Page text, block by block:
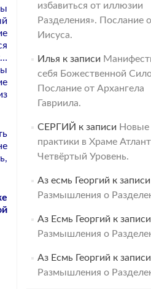
избавиться от иллюзии
Разделения». Послание
Иисуса.
Илья к записи
себя Божественной
Послание от Архангела
Гавриила.
СЕРГИЙ к записи Новые
практики в Храме
Четвёртый Уровень.
Аз есмь Георгий к записи
Размышления о
Аз Есмь Георгий к записи
Размышления о
Аз Есмь Георгий к записи
Размышления о